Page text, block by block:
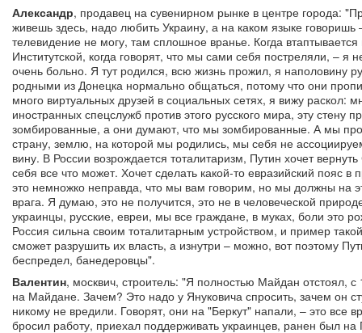
Александр, продавец на сувенирном рынке в центре города:
живешь здесь, надо любить Украину, а на каком языке говоришь
телевидение не могу, там сплошное вранье. Когда
Институтской, когда говорят, что мы сами себя постреляли, – я
очень больно. Я тут родился, всю жизнь прожил, я наполовину
родными из Донецка нормально общаться, потому что они
много виртуальных друзей в социальных сетях, я вижу раскол:
иностранных спецслужб против этого русского мира, эту
зомбированные, а они думают, что мы зомбированные. А мы
страну, землю, на которой мы родились, мы себя не
вину. В России возрождается тоталитаризм, Путин хочет
себя все что может. Хочет сделать какой-то евразийский пояс
это немножко неправда, что мы вам говорим, но мы должны на
врага. Я думаю, это не получится, это не в человеческой
украинцы, русские, евреи, мы все граждане, в муках, боли это
Россия сильна своим тоталитарным устройством, и пример
сможет разрушить их власть, а изнутри – можно, вот поэтому
беспредел, банедеровцы".
Валентин, москвич, строитель: "Я полностью Майдан отстоял,
на Майдане. Зачем? Это надо у Януковича спросить, зачем он
никому не вредили. Говорят, они на "Беркут" напали, – это все
бросил работу, приехал поддерживать украинцев, ранен был на